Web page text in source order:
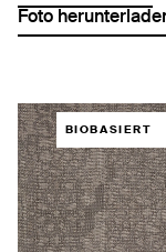
Foto
BIOBASIERT